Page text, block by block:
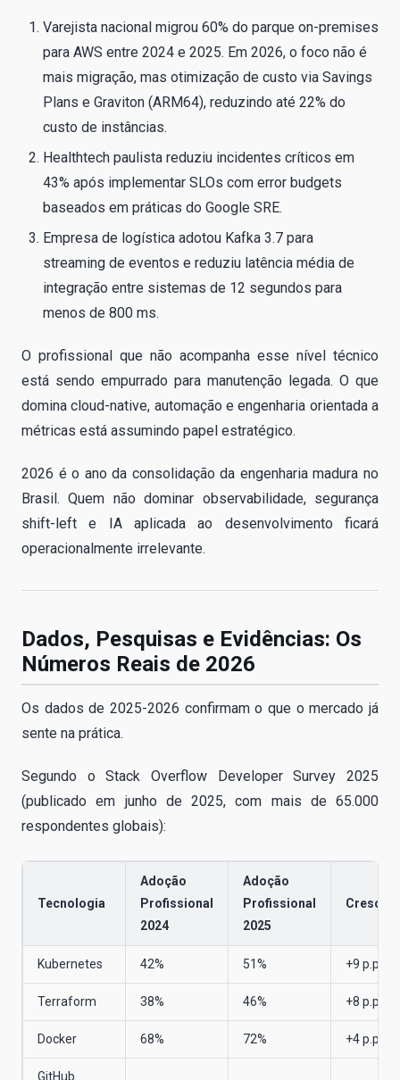
Varejista nacional migrou 60% do parque on-premises
para AWS entre 2024 e 2025. Em 2026, o foco não é
mais migração, mas otimização de custo via Savings
Plans e Graviton (ARM64), reduzindo até 22% do
custo de instâncias.
Healthtech paulista reduziu incidentes críticos em
43% após implementar SLOs com error budgets
baseados em práticas do Google SRE.
Empresa de logística adotou Kafka 3.7 para
streaming de eventos e reduziu latência média de
integração entre sistemas de 12 segundos para
menos de 800 ms.
O profissional que não acompanha esse nível técnico
está sendo empurrado para manutenção legada. O que
domina cloud-native, automação e engenharia orientada a
métricas está assumindo papel estratégico.
2026 é o ano da consolidação da engenharia madura no
Brasil. Quem não dominar observabilidade, segurança
shift-left e IA aplicada ao desenvolvimento ficará
operacionalmente irrelevante.
Dados, Pesquisas e Evidências: Os
Números Reais de 2026
Os dados de 2025-2026 confirmam o que o mercado já
sente na prática.
Segundo o Stack Overflow Developer Survey 2025
(publicado em junho de 2025, com mais de 65.000
respondentes globais):
Tecnologia
Adoção
Profissional
2024
Adoção
Profissional
2025
Kubernetes 42% 51% +9 p.p.
Terraform 38% 46% +8 p.p.
Docker 68% 72% +4 p.p.
GitHub